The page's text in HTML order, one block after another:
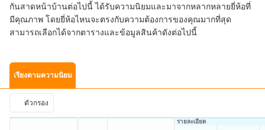
กันสาดหน้าบ้านต่อไปนี้ ได้รับความนิยมและมาจากหลากหลายยี่ห้อที่
มีคุณภาพ โดยยี่ห้อไหนจะตรงกับความต้องการของคุณมากที่สุด
สามารถเลือกได้จากตารางและข้อมูลสินค้าดังต่อไปนี้
เรียงตามความนิยม
ตัวกรอง
รายละเอียด